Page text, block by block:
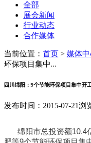
全部
展会新闻
行业动态
合作媒体
当前位置： 首页 > 媒体
环保项目集中...
四川绵阳：9个节能环保项目集中开
发布时间：2015-07-21浏
绵阳市总投资额10.4